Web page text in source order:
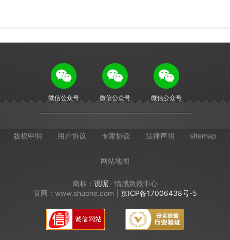
微信公众号 微信公众号 微信公众号
版权申明 用户协议 专家协议 法律声明 sitemap
网站地图
商标： 说呢 · 情感急救中心
官网：www.shuone.com | 京ICP备17006438号-5